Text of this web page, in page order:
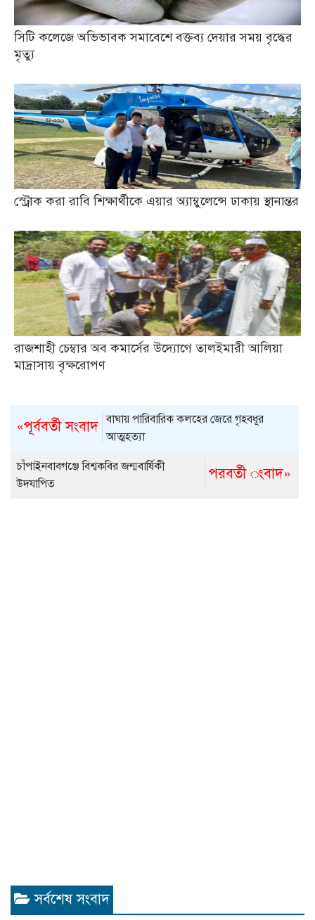
সিটি কলেজে অভিভাবক সমাবেশে বক্তব্য দেয়ার সময় বৃদ্ধের
মৃত্যু
স্ট্রোক করা রাবি শিক্ষার্থীকে এয়ার অ্যাম্বুলেন্সে ঢাকায় স্থানান্তর
রাজশাহী চেম্বার অব কমার্সের উদ্যোগে তালইমারী আলিয়া
মাদ্রাসায় বৃক্ষরোপণ
«পূর্ববর্তী সংবাদ বাঘায় পারিবারিক কলহের জেরে গৃহবধূর
আত্মহত্যা
পরবর্তী ংবাদ»
চাঁপাইনবাবগঞ্জে বিশ্বকবির জন্মবার্ষিকী
উদযাপিত
সর্বশেষ সংবাদ